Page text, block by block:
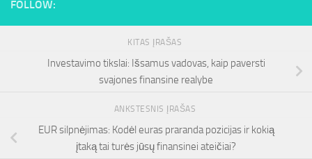
FOLLOW:
KITAS ĮRAŠAS
Investavimo tikslai: Išsamus vadovas, kaip paversti
svajones finansine realybe
ANKSTESNIS ĮRAŠAS
EUR silpnėjimas: Kodėl euras praranda pozicijas ir kokią
įtaką tai turės jūsų finansinei ateičiai?